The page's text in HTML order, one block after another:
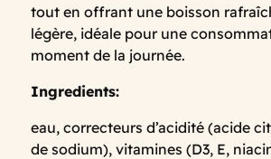
tout en offrant une boisson
légère, idéale pour une
moment de la journée.
Ingredients:
eau, correcteurs d’acidité (acide
de sodium), vitamines (D3, E,